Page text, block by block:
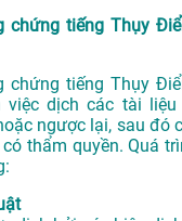
chứng tiếng Thụy
chứng tiếng Thụy
việc dịch các tài
ngược lại, sau đó
thẩm quyền. Quá